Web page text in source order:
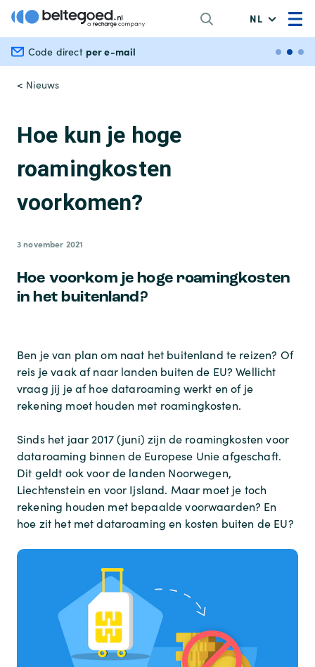
NL
Code direct per e-mail
< Nieuws
Hoe kun je hoge
roamingkosten
voorkomen?
3 november 2021
Hoe voorkom je hoge roamingkosten
in het buitenland?
Ben je van plan om naat het buitenland te reizen? Of
reis je vaak af naar landen buiten de EU? Wellicht
vraag jij je af hoe dataroaming werkt en of je
rekening moet houden met roamingkosten.
Sinds het jaar 2017 (juni) zijn de roamingkosten voor
dataroaming binnen de Europese Unie afgeschaft.
Dit geldt ook voor de landen Noorwegen,
Liechtenstein en voor Ijsland. Maar moet je toch
rekening houden met bepaalde voorwaarden? En
hoe zit het met dataroaming en kosten buiten de EU?